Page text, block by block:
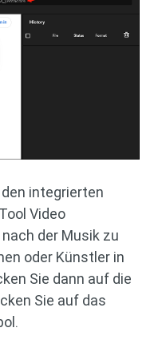
integrierten
Video
der Musik zu
oder Künstler in
Sie dann auf die
Sie auf das